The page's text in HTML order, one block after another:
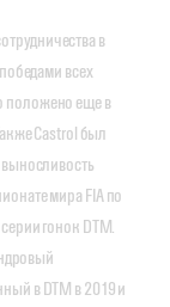
в
всех
положено еще в
Castrol был
мира FIA по
гонок DTM.
в DTM в 2019 и